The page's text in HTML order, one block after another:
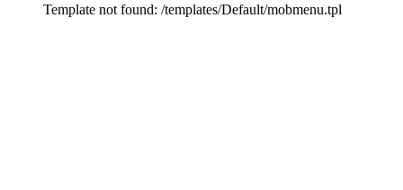
Template not found: /templates/Default/mobmenu.tpl